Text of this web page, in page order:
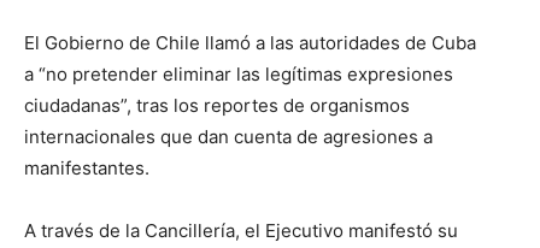
El Gobierno de Chile llamó a las autoridades de Cuba
a “no pretender eliminar las legítimas expresiones
ciudadanas”, tras los reportes de organismos
internacionales que dan cuenta de agresiones a
manifestantes.
A través de la Cancillería, el Ejecutivo manifestó su